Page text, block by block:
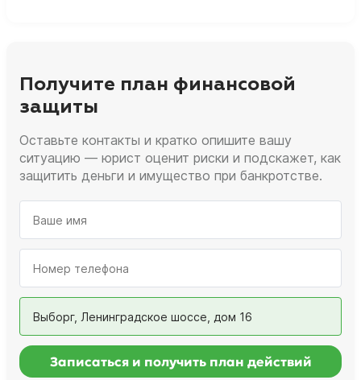
Получите план финансовой
защиты
Оставьте контакты и кратко опишите вашу
ситуацию — юрист оценит риски и подскажет, как
защитить деньги и имущество при банкротстве.
Выборг, Ленинградское шоссе, дом 16
Записаться и получить план действий